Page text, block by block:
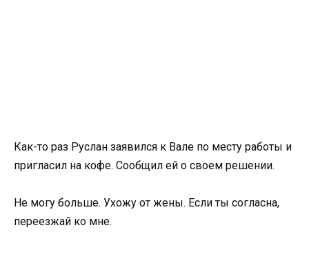
Как-то раз Руслан заявился к Вале по месту работы и
пригласил на кофе. Сообщил ей о своем решении.
Не могу больше. Ухожу от жены. Если ты согласна,
переезжай ко мне.